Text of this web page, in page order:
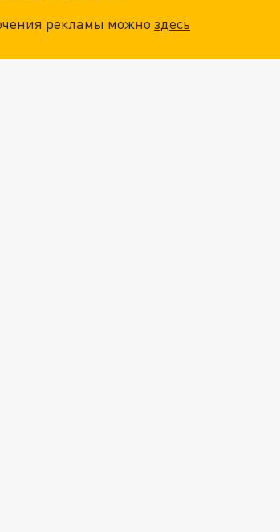
рекламы можноздесь